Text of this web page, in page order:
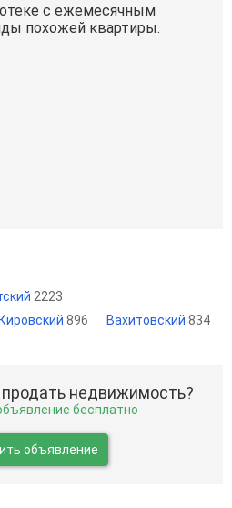
с ежемесячным
похожей квартиры.
2223
Кировский 896 Вахитовский 834
недвижимость?
бесплатно
объявление